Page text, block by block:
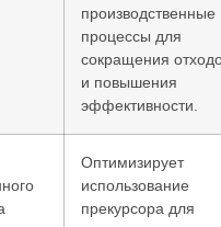
производственные
процессы для
сокращения
и повышения
эффективности.
Оптимизирует
использование
прекурсора для